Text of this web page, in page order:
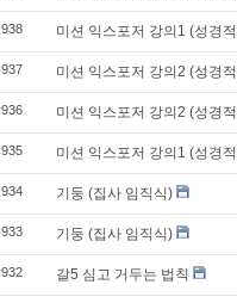
938 미션 익스포저 강의1 (성경
937 미션 익스포저 강의2 (성경
936 미션 익스포저 강의2 (성경
935 미션 익스포저 강의1 (성경
934 기둥 (집사 임직식)
933 기둥 (집사 임직식)
932 갈5 심고 거두는 법칙